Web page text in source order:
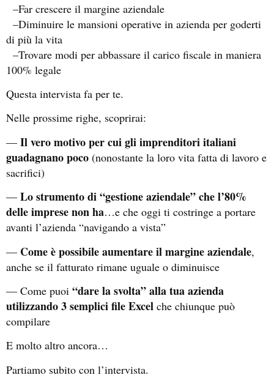
–Far crescere il margine aziendale
–Diminuire le mansioni operative in azienda per goderti
di più la vita
–Trovare modi per abbassare il carico fiscale in maniera
100% legale
Questa intervista fa per te.
Nelle prossime righe, scoprirai:
— Il vero motivo per cui gli imprenditori italiani
guadagnano poco (nonostante la loro vita fatta di lavoro e
sacrifici)
— Lo strumento di “gestione aziendale” che l’80%
delle imprese non ha…e che oggi ti costringe a portare
avanti l’azienda “navigando a vista”
— Come è possibile aumentare il margine aziendale,
anche se il fatturato rimane uguale o diminuisce
— Come puoi “dare la svolta” alla tua azienda
utilizzando 3 semplici file Excel che chiunque può
compilare
E molto altro ancora…
Partiamo subito con l’intervista.